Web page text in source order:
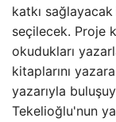
katkı
seçilecek. Proje
okudukları
kitaplarını
yazarıyla
Tekelioğlu'nun